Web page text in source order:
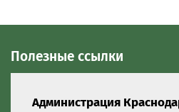
Полезные ссылки
Администрация